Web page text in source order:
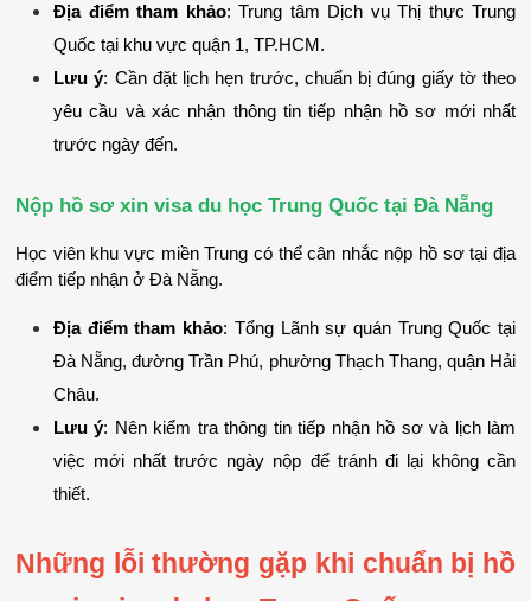
Địa điểm tham khảo: Trung tâm Dịch vụ Thị thực Trung
Quốc tại khu vực quận 1, TP.HCM.
Lưu ý: Cần đặt lịch hẹn trước, chuẩn bị đúng giấy tờ theo
yêu cầu và xác nhận thông tin tiếp nhận hồ sơ mới nhất
trước ngày đến.
Nộp hồ sơ xin visa du học Trung Quốc tại Đà Nẵng
Học viên khu vực miền Trung có thể cân nhắc nộp hồ sơ tại địa
điểm tiếp nhận ở Đà Nẵng.
Địa điểm tham khảo: Tổng Lãnh sự quán Trung Quốc tại
Đà Nẵng, đường Trần Phú, phường Thạch Thang, quận Hải
Châu.
Lưu ý: Nên kiểm tra thông tin tiếp nhận hồ sơ và lịch làm
việc mới nhất trước ngày nộp để tránh đi lại không cần
thiết.
Những lỗi thường gặp khi chuẩn bị hồ